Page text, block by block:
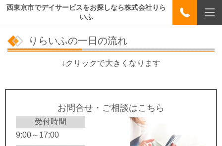
西東京市でデイサービスをお探しなら株式会社りら
いふ
りらいふの一日の流れ
↓クリックで大きくなります
お問合せ・ご相談はこちら
受付時間
9:00～17:00